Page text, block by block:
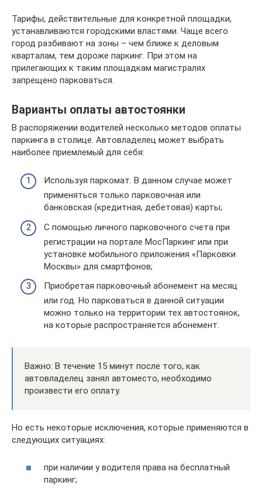
Тарифы, действительные для конкретной площадки,
устанавливаются городскими властями. Чаще всего
город разбивают на зоны – чем ближе к деловым
кварталам, тем дороже паркинг. При этом на
прилегающих к таким площадкам магистралях
запрещено парковаться.
Варианты оплаты автостоянки
В распоряжении водителей несколько методов оплаты
паркинга в столице. Автовладелец может выбрать
наиболее приемлемый для себя:
Используя паркомат. В данном случае может
применяться только парковочная или
банковская (кредитная, дебетовая) карты;
С помощью личного парковочного счета при
регистрации на портале МосПаркинг или при
установке мобильного приложения «Парковки
Москвы» для смартфонов;
Приобретая парковочный абонемент на месяц
или год. Но парковаться в данной ситуации
можно только на территории тех автостоянок,
на которые распространяется абонемент.
Важно: В течение 15 минут после того, как
автовладелец занял автоместо, необходимо
произвести его оплату.
Но есть некоторые исключения, которые применяются в
следующих ситуациях:
при наличии у водителя права на бесплатный
паркинг;